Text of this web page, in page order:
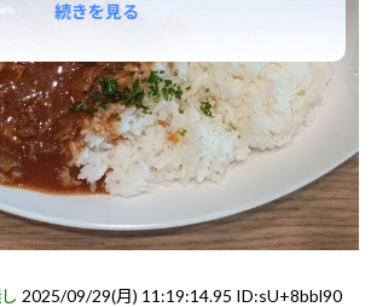
2025/09/29(月) 11:19:14.95 ID:sU+8bbl90
続きを見る